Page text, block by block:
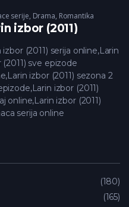
serije, Drama, Romantika
izbor (2011)
izbor (2011) serija online,Larin
(2011) sve epizode
izbor (2011) sezona 2
izbor (2011)
online,Larin izbor (2011)
serija online
180
165